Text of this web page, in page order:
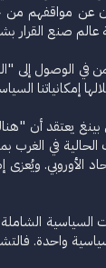
مواقفهم من
عالم صنع
في الوصول
إمكانياتنا
يعتقد أن
الأوروبي. ويُعزى
السياسية
واحدة.